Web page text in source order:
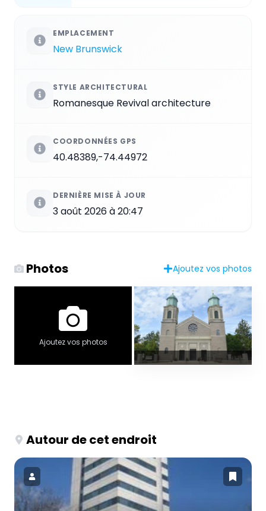
EMPLACEMENT
New Brunswick
STYLE ARCHITECTURAL
Romanesque Revival architecture
COORDONNÉES GPS
40.48389,-74.44972
DERNIÈRE MISE À JOUR
3 août 2026 à 20:47
Photos Ajoutez vos photos
Ajoutez vos photos
Autour de cet endroit